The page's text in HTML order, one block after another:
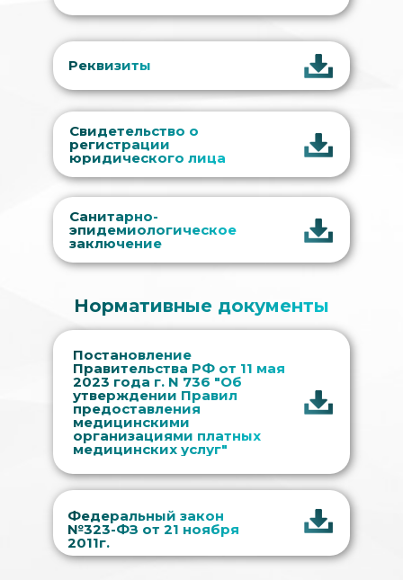
Постановление
Правительства РФ от 11 мая
2023 года г. N 736 "Об
утверждении Правил
предоставления
медицинскими
организациями платных
медицинских услуг"
Нормативные документы
Федеральный закон
№323-ФЗ от 21 ноября
2011г.
Реквизиты
Свидетельство о
регистрации
юридического лица
Санитарно-
эпидемиологическое
заключение